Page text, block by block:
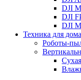
DJI
DJI
DJI
Техника для дома
Роботы-